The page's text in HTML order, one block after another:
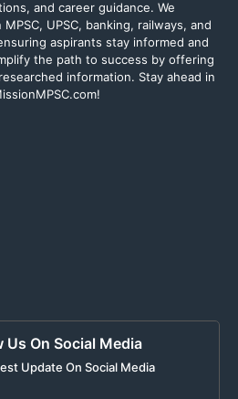
and career guidance. We
UPSC, banking, railways, and
aspirants stay informed and
the path to success by offering
information. Stay ahead in
Us On Social Media
Update On Social Media